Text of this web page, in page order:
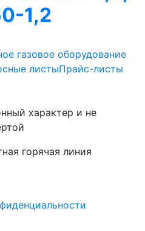
1,2
листыПрайс-листы
характер и не
горячая линия